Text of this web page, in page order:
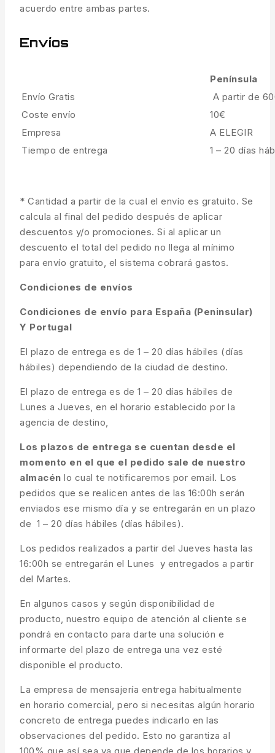
acuerdo entre ambas partes.
Envíos
Península
Envío Gratis
A partir de
Coste envío
10€
Empresa
A ELEGIR
Tiempo de entrega
1 – 20 días
* Cantidad a partir de la cual el envío es gratuito. Se
calcula al final del pedido después de aplicar
descuentos y/o promociones. Si al aplicar un
descuento el total del pedido no llega al mínimo
para envío gratuito, el sistema cobrará gastos.
Condiciones de envíos
Condiciones de envío para España (Peninsular)
Y Portugal
El plazo de entrega es de 1 – 20 días hábiles (días
hábiles) dependiendo de la ciudad de destino.
El plazo de entrega es de 1 – 20 días hábiles de
Lunes a Jueves, en el horario establecido por la
agencia de destino,
Los plazos de entrega se cuentan desde el
momento en el que el pedido sale de nuestro
almacén lo cual te notificaremos por email. Los
pedidos que se realicen antes de las 16:00h serán
enviados ese mismo día y se entregarán en un plazo
de 1 – 20 días hábiles (días hábiles).
Los pedidos realizados a partir del Jueves hasta las
16:00h se entregarán el Lunes y entregados a partir
del Martes.
En algunos casos y según disponibilidad de
producto, nuestro equipo de atención al cliente se
pondrá en contacto para darte una solución e
informarte del plazo de entrega una vez esté
disponible el producto.
La empresa de mensajería entrega habitualmente
en horario comercial, pero si necesitas algún horario
concreto de entrega puedes indicarlo en las
observaciones del pedido. Esto no garantiza al